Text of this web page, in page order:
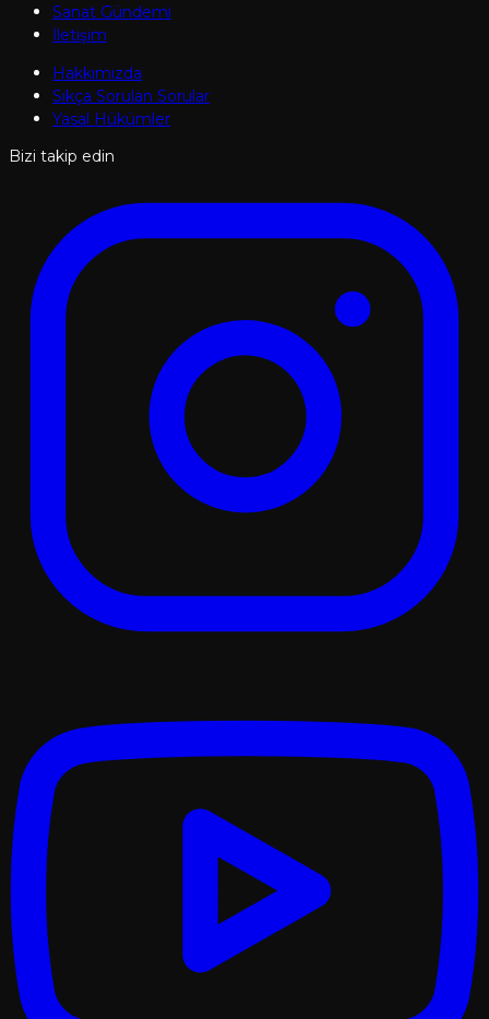
Sanat Gündemi
İletişim
Hakkımızda
Sıkça Sorulan Sorular
Yasal Hükümler
Bizi takip edin